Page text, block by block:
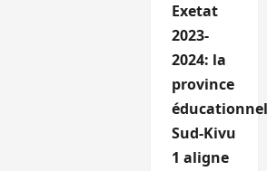
Exetat
2023-
2024: la
province
Sud-Kivu
1 aligne